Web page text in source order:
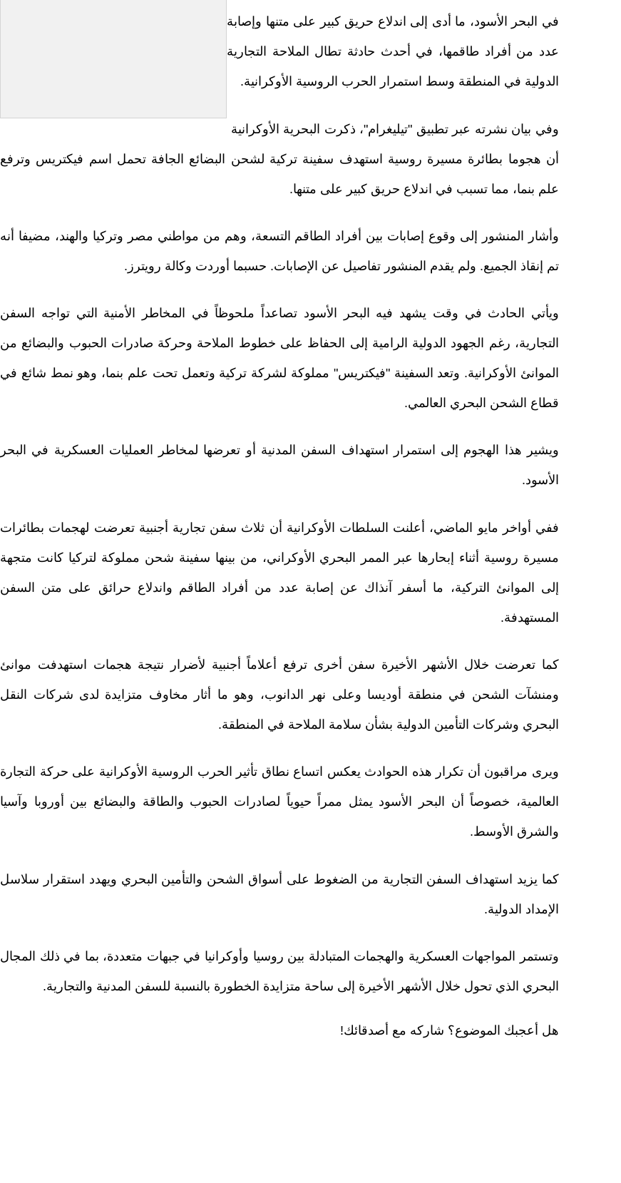
في البحر الأسود، ما أدى إلى اندلاع حريق كبير على متنها وإصابة
عدد من أفراد طاقمها، في أحدث حادثة تطال الملاحة التجارية
الدولية في المنطقة وسط استمرار الحرب الروسية الأوكرانية.
وفي بيان نشرته عبر تطبيق "تيليغرام"، ذكرت البحرية الأوكرانية ​
أن هجوما ​بطائرة مسيرة روسية استهدف ⁠سفينة تركية ​لشحن البضائع ​الجافة تحمل اسم فيكتريس وترفع
علم بنما، ​مما تسبب ​في اندلاع حريق كبير ‌على ⁠متنها.
وأشار المنشور إلى وقوع إصابات بين أفراد ​الطاقم ​التسعة، ⁠وهم من مواطني مصر ​وتركيا ​والهند، ⁠مضيفا أنه
تم إنقاذ الجميع. ولم ⁠يقدم ​المنشور ​تفاصيل عن الإصابات. حسبما أوردت وكالة رويترز.
ويأتي الحادث في وقت يشهد فيه البحر الأسود تصاعداً ملحوظاً في المخاطر الأمنية التي تواجه السفن
التجارية، رغم الجهود الدولية الرامية إلى الحفاظ على خطوط الملاحة وحركة صادرات الحبوب والبضائع من
الموانئ الأوكرانية. وتعد السفينة "فيكتريس" مملوكة لشركة تركية وتعمل تحت علم بنما، وهو نمط شائع في
قطاع الشحن البحري العالمي.
ويشير هذا الهجوم إلى استمرار استهداف السفن المدنية أو تعرضها لمخاطر العمليات العسكرية في البحر
الأسود.
ففي أواخر مايو الماضي، أعلنت السلطات الأوكرانية أن ثلاث سفن تجارية أجنبية تعرضت لهجمات بطائرات
مسيرة روسية أثناء إبحارها عبر الممر البحري الأوكراني، من بينها سفينة شحن مملوكة لتركيا كانت متجهة
إلى الموانئ التركية، ما أسفر آنذاك عن إصابة عدد من أفراد الطاقم واندلاع حرائق على متن السفن
المستهدفة.
كما تعرضت خلال الأشهر الأخيرة سفن أخرى ترفع أعلاماً أجنبية لأضرار نتيجة هجمات استهدفت موانئ
ومنشآت الشحن في منطقة أوديسا وعلى نهر الدانوب، وهو ما أثار مخاوف متزايدة لدى شركات النقل
البحري وشركات التأمين الدولية بشأن سلامة الملاحة في المنطقة.
ويرى مراقبون أن تكرار هذه الحوادث يعكس اتساع نطاق تأثير الحرب الروسية الأوكرانية على حركة التجارة
العالمية، خصوصاً أن البحر الأسود يمثل ممراً حيوياً لصادرات الحبوب والطاقة والبضائع بين أوروبا وآسيا
والشرق الأوسط.
كما يزيد استهداف السفن التجارية من الضغوط على أسواق الشحن والتأمين البحري ويهدد استقرار سلاسل
الإمداد الدولية.
وتستمر المواجهات العسكرية والهجمات المتبادلة بين روسيا وأوكرانيا في جبهات متعددة، بما في ذلك المجال
البحري الذي تحول خلال الأشهر الأخيرة إلى ساحة متزايدة الخطورة بالنسبة للسفن المدنية والتجارية.
هل أعجبك الموضوع؟ شاركه مع أصدقائك!